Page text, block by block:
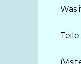
Was